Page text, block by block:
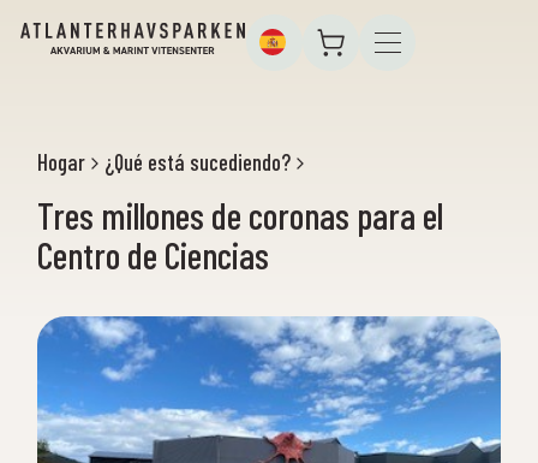
Hogar ¿Qué está sucediendo?
Tres millones de coronas para el
Centro de Ciencias